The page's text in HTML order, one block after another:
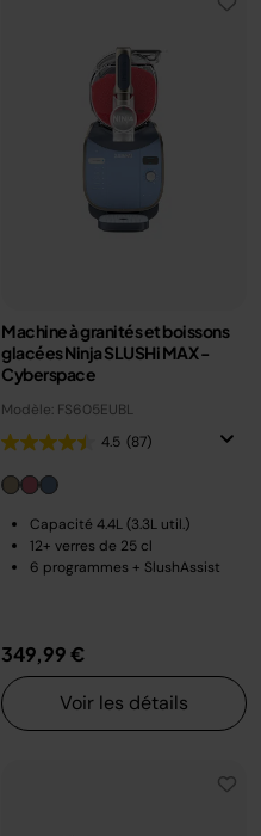
Machine à granités et boissons
glacées Ninja SLUSHi MAX -
Cyberspace
Modèle: FS605EUBL
4.5 (87)
Capacité 4.4L (3.3L util.)
12+ verres de 25 cl
6 programmes + SlushAssist
349,99 €
Voir les détails